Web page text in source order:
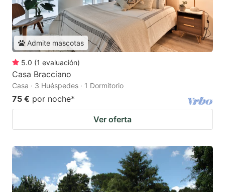
Admite mascotas
5.0 (1 evaluación)
Casa Bracciano
Casa · 3 Huéspedes · 1 Dormitorio
75 € por noche*
Ver oferta